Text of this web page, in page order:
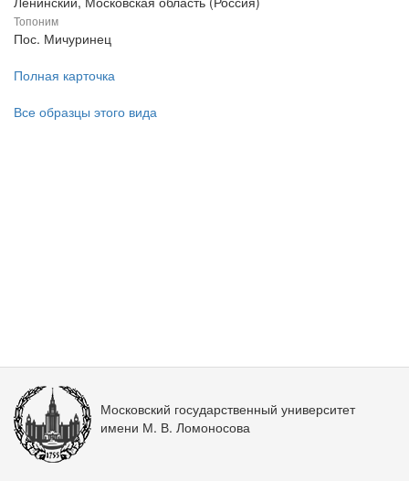
Топоним
Пос. Мичуринец
Полная карточка
Все образцы этого вида
Московский государственный университет
имени М. В. Ломоносова